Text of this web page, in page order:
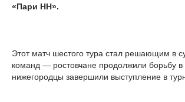
«Пари НН».
Этот матч шестого тура стал решающим в
команд — ростовчане продолжили борьбу в
нижегородцы завершили выступление в